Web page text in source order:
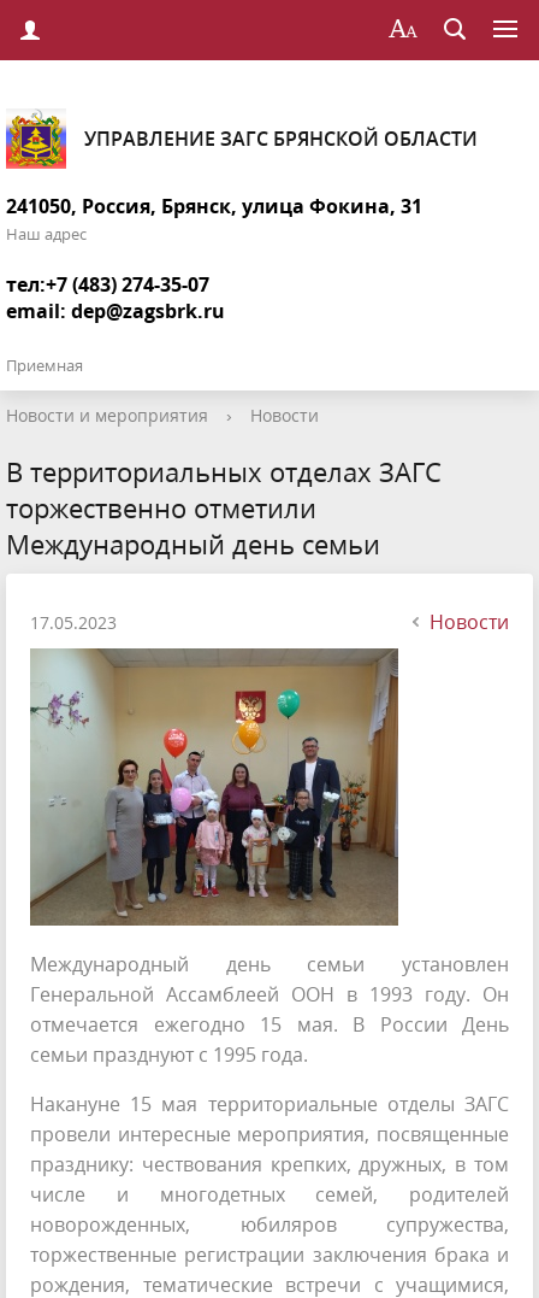
УПРАВЛЕНИЕ ЗАГС БРЯНСКОЙ ОБЛАСТИ
241050, Россия, Брянск, улица Фокина, 31
Наш адрес
тел:+7 (483) 274-35-07
email: dep@zagsbrk.ru
Приемная
Новости и мероприятия › Новости
В территориальных отделах ЗАГС
торжественно отметили
Международный день семьи
17.05.2023 Новости
Международный день семьи установлен
Генеральной Ассамблеей ООН в 1993 году. Он
отмечается ежегодно 15 мая. В России День
семьи празднуют с 1995 года.
Накануне 15 мая территориальные отделы ЗАГС
провели интересные мероприятия, посвященные
празднику: чествования крепких, дружных, в том
числе и многодетных семей, родителей
новорожденных, юбиляров супружества,
торжественные регистрации заключения брака и
рождения, тематические встречи с учащимися,